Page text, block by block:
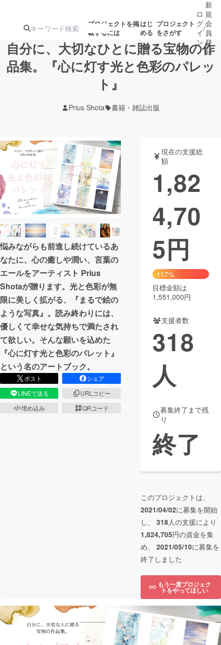
プロジェクトを掲
載するには
はじ
める
プロジェクト
をさがす
注目の新着プロ
テクノロジー・ガジェット
映像・映画 書籍・雑誌
ビジネス・起業 チャレンジ
まちづくり・地域活性化
CAMPFIRE for Social Good
CAMPFIRE Creation
CAMPFIREふるさと納税machi-ya コミュニティ
ロ
グ
イ
ン
/
新
規
会
員
登
録
自分に、大切なひとに贈る宝物の作
品集。『心に灯す光と色彩のパレッ
ト』
Prius Shota 書籍・雑誌出版
悩みながらも前進し続けているあ
なたに、心の癒しや潤い、言葉の
エールをアーティスト Prius
Shotaが贈ります。光と色彩が無
限に美しく拡がる、『まるで絵の
ような写真』。読み終わりには、
優しくて幸せな気持ちで満たされ
て欲しい。そんな願いを込めた
『心に灯す光と色彩のパレット』
という名のアートブック。
ポスト
シェア
LINEで送る
URLコピー
埋め込み
QRコード
現在の支援総
額
1,82
4,70
5円
117%
目標金額は
1,551,000円
支援者数
318
人
募集終了まで残
り
終了
このプロジェクトは、
2021/04/02に募集を開始
し、 318人の支援により
1,824,705円の資金を集
め、 2021/05/10に募集を
終了しました
もう一度プロジェク
トをやってほしい